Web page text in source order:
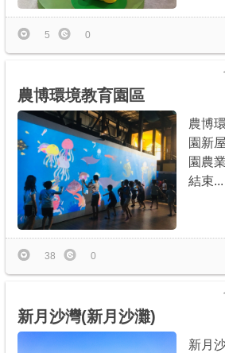
5 0
農博環境教育園區
農博
園新
園農
結束...
38 0
新月沙灣(新月沙灘)
新月